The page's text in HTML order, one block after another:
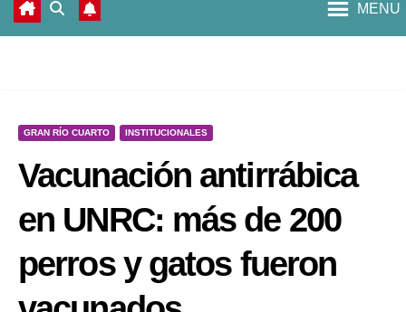
MENU
GRAN RÍO CUARTO INSTITUCIONALES
Vacunación antirrábica
en UNRC: más de 200
perros y gatos fueron